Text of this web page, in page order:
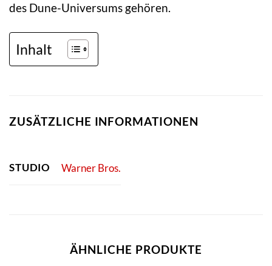
des Dune-Universums gehören.
Inhalt
ZUSÄTZLICHE INFORMATIONEN
STUDIO Warner Bros.
ÄHNLICHE PRODUKTE